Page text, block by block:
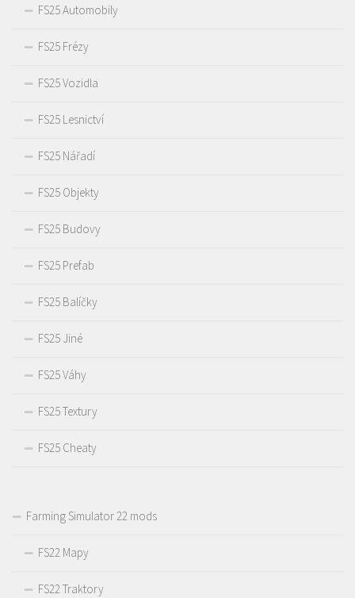
FS25 Automobily
FS25 Frézy
FS25 Vozidla
FS25 Lesnictví
FS25 Nářadí
FS25 Objekty
FS25 Budovy
FS25 Prefab
FS25 Balíčky
FS25 Jiné
FS25 Váhy
FS25 Textury
FS25 Cheaty
Farming Simulator 22 mods
FS22 Mapy
FS22 Traktory